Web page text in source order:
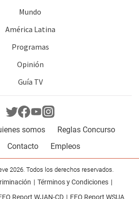
Mundo
América Latina
Programas
Opinión
Guía TV
somos
Reglas Concurso
Contacto Empleos
2026. Todos los derechos reservados.
Términos y Condiciones
Report WJAN-CD EEO Report WSUA